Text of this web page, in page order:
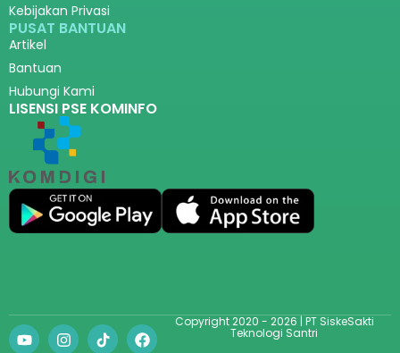
Kebijakan Privasi
PUSAT BANTUAN
Artikel
Bantuan
Hubungi Kami
LISENSI PSE KOMINFO
Copyright 2020 - 2026 | PT SiskeSakti
Teknologi Santri